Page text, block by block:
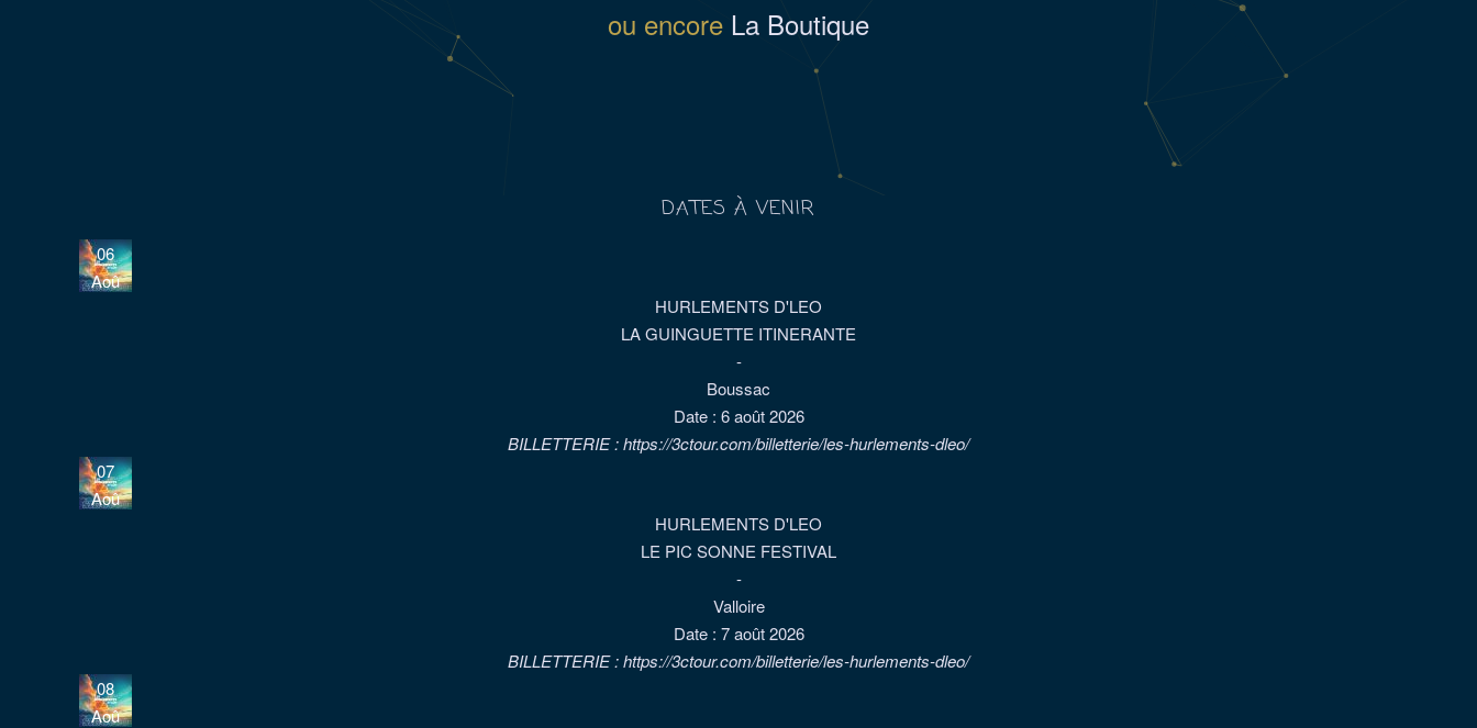
ou encore La Boutique
DATES À VENIR
06
Aoû
HURLEMENTS D'LEO
LA GUINGUETTE ITINERANTE
-
Boussac
Date : 6 août 2026
BILLETTERIE : https://3ctour.com/billetterie/les-hurlements-dleo/
07
Aoû
HURLEMENTS D'LEO
LE PIC SONNE FESTIVAL
-
Valloire
Date : 7 août 2026
BILLETTERIE : https://3ctour.com/billetterie/les-hurlements-dleo/
08
Aoû